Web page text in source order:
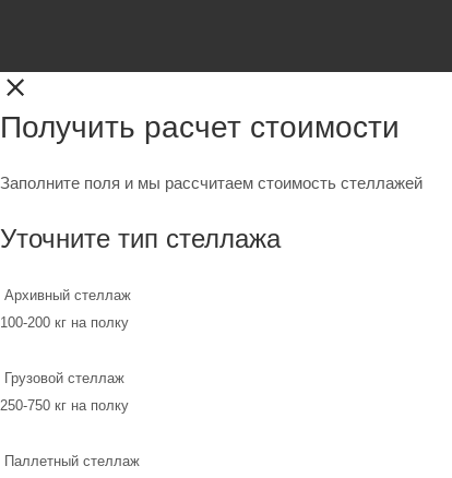
Получить расчет стоимости
Заполните поля и мы рассчитаем стоимость стеллажей
Уточните тип стеллажа
Архивный стеллаж
100-200 кг на полку
Грузовой стеллаж
250-750 кг на полку
Паллетный стеллаж